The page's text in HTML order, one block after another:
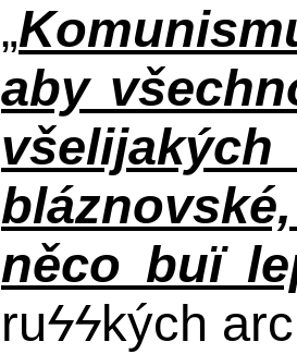
„
aby
něco buï
ruϟϟkých